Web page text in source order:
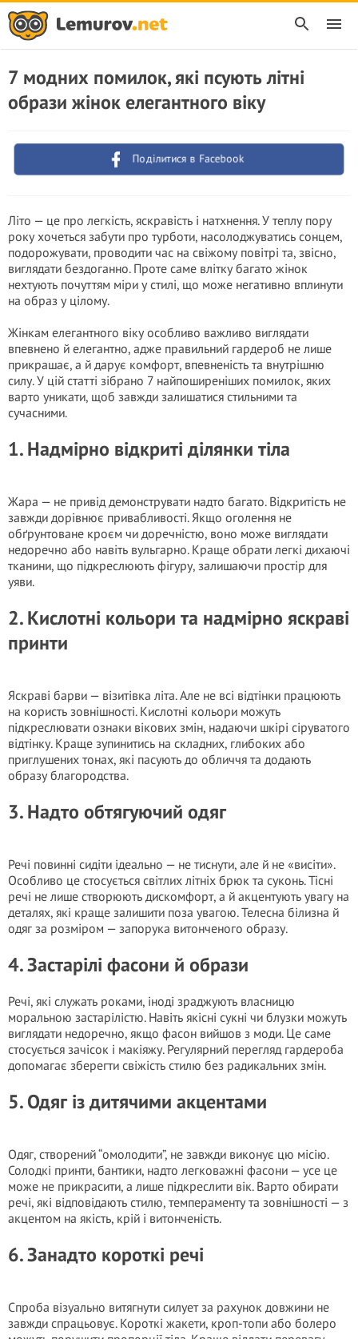
7 модних помилок, які псують літні
образи жінок елегантного віку
Поділитися в Facebook
Літо — це про легкість, яскравість і натхнення. У теплу пору
року хочеться забути про турботи, насолоджуватись сонцем,
подорожувати, проводити час на свіжому повітрі та, звісно,
виглядати бездоганно. Проте саме влітку багато жінок
нехтують почуттям міри у стилі, що може негативно вплинути
на образ у цілому.
Жінкам елегантного віку особливо важливо виглядати
впевнено й елегантно, адже правильний гардероб не лише
прикрашає, а й дарує комфорт, впевненість та внутрішню
силу. У цій статті зібрано 7 найпоширеніших помилок, яких
варто уникати, щоб завжди залишатися стильними та
сучасними.
1. Надмірно відкриті ділянки тіла
Жара — не привід демонструвати надто багато. Відкритість не
завжди дорівнює привабливості. Якщо оголення не
обґрунтоване кроєм чи доречністю, воно може виглядати
недоречно або навіть вульгарно. Краще обрати легкі дихаючі
тканини, що підкреслюють фігуру, залишаючи простір для
уяви.
2. Кислотні кольори та надмірно яскраві
принти
Яскраві барви — візитівка літа. Але не всі відтінки працюють
на користь зовнішності. Кислотні кольори можуть
підкреслювати ознаки вікових змін, надаючи шкірі сіруватого
відтінку. Краще зупинитись на складних, глибоких або
приглушених тонах, які пасують до обличчя та додають
образу благородства.
3. Надто обтягуючий одяг
Речі повинні сидіти ідеально — не тиснути, але й не «висіти».
Особливо це стосується світлих літніх брюк та суконь. Тісні
речі не лише створюють дискомфорт, а й акцентують увагу на
деталях, які краще залишити поза увагою. Телесна білизна й
одяг за розміром — запорука витонченого образу.
4. Застарілі фасони й образи
Речі, які служать роками, іноді зраджують власницю
моральною застарілістю. Навіть якісні сукні чи блузки можуть
виглядати недоречно, якщо фасон вийшов з моди. Це саме
стосується зачісок і макіяжу. Регулярний перегляд гардероба
допомагає зберегти свіжість стилю без радикальних змін.
5. Одяг із дитячими акцентами
Одяг, створений “омолодити”, не завжди виконує цю місію.
Солодкі принти, бантики, надто легковажні фасони — усе це
може не прикрасити, а лише підкреслити вік. Варто обирати
речі, які відповідають стилю, темпераменту та зовнішності — з
акцентом на якість, крій і витонченість.
6. Занадто короткі речі
Спроба візуально витягнути силует за рахунок довжини не
завжди спрацьовує. Короткі жакети, кроп-топи або болеро